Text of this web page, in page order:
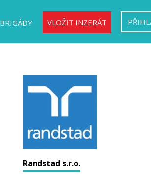
BRIGÁDY VLOŽIT INZERÁT
Randstad s.r.o.